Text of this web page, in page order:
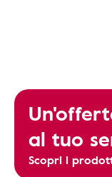
al tuo
Scopri i